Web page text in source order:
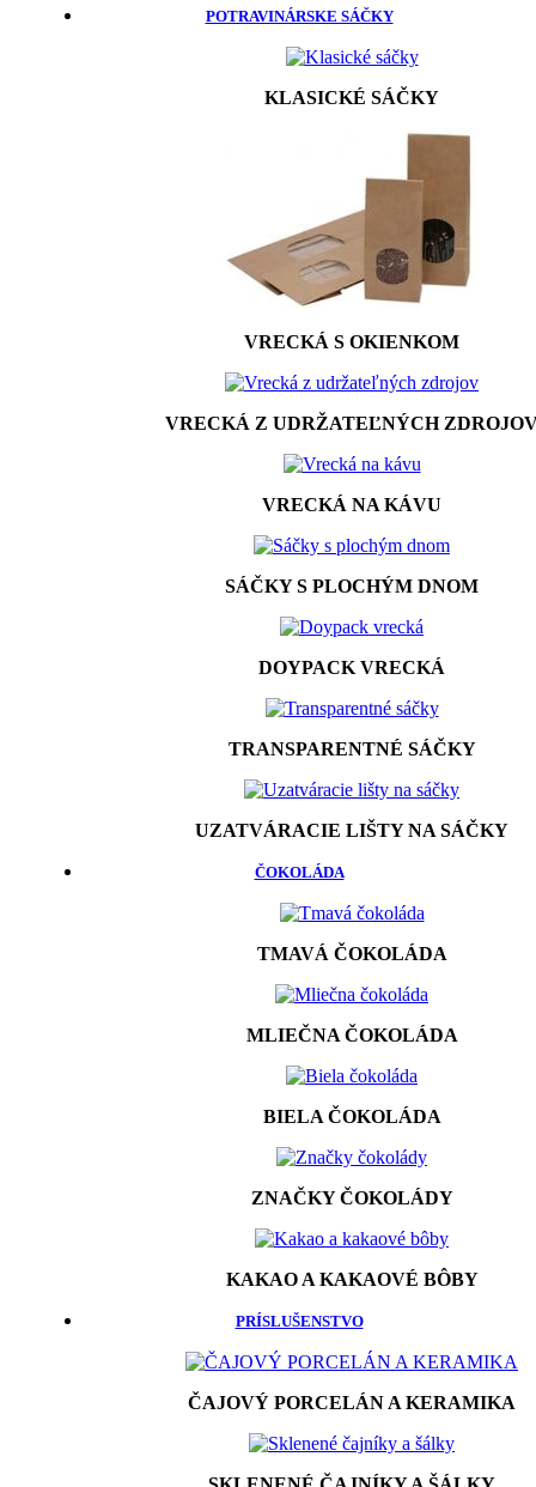
POTRAVINÁRSKE SÁČKY
KLASICKÉ SÁČKY
VRECKÁ S OKIENKOM
VRECKÁ Z UDRŽATEĽNÝCH
VRECKÁ NA KÁVU
SÁČKY S PLOCHÝM DNOM
DOYPACK VRECKÁ
TRANSPARENTNÉ SÁČKY
UZATVÁRACIE LIŠTY NA SÁČKY
ČOKOLÁDA
TMAVÁ ČOKOLÁDA
MLIEČNA ČOKOLÁDA
BIELA ČOKOLÁDA
ZNAČKY ČOKOLÁDY
KAKAO A KAKAOVÉ BÔBY
PRÍSLUŠENSTVO
ČAJOVÝ PORCELÁN A KERAMIKA